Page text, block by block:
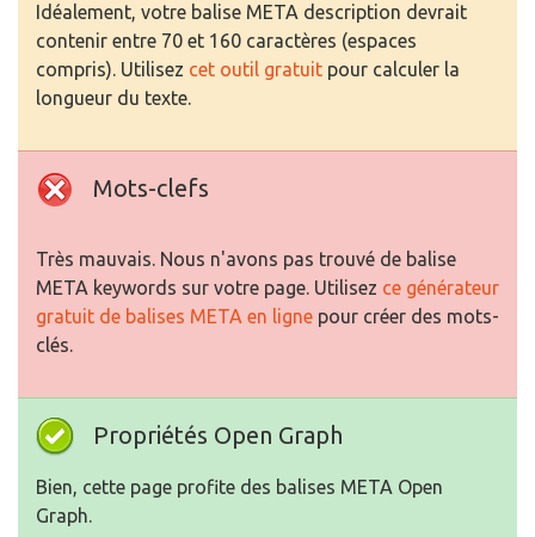
Idéalement, votre balise META description devrait
contenir entre 70 et 160 caractères (espaces
compris). Utilisez cet outil gratuit pour calculer la
longueur du texte.
Mots-clefs
Très mauvais. Nous n'avons pas trouvé de balise
META keywords sur votre page. Utilisez ce générateur
gratuit de balises META en ligne pour créer des mots-
clés.
Propriétés Open Graph
Bien, cette page profite des balises META Open
Graph.